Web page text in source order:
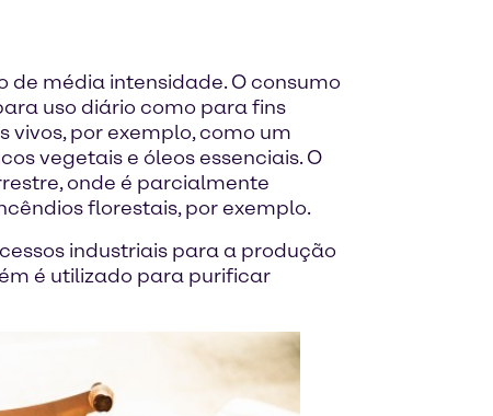
média intensidade. O consumo
uso diário como para fins
por exemplo, como um
vegetais e óleos essenciais. O
onde é parcialmente
florestais, por exemplo.
industriais para a produção
é utilizado para purificar